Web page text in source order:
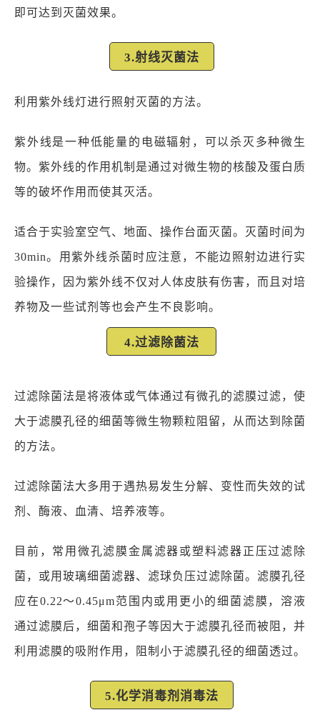
即可达到灭菌效果。
3.射线灭菌法
利用紫外线灯进行照射灭菌的方法。
紫外线是一种低能量的电磁辐射，可以杀灭多种微生
物。紫外线的作用机制是通过对微生物的核酸及蛋白质
等的破坏作用而使其灭活。
适合于实验室空气、地面、操作台面灭菌。灭菌时间为
30min。用紫外线杀菌时应注意，不能边照射边进行实
验操作，因为紫外线不仅对人体皮肤有伤害，而且对培
养物及一些试剂等也会产生不良影响。
4.过滤除菌法
过滤除菌法是将液体或气体通过有微孔的滤膜过滤，使
大于滤膜孔径的细菌等微生物颗粒阻留，从而达到除菌
的方法。
过滤除菌法大多用于遇热易发生分解、变性而失效的试
剂、酶液、血清、培养液等。
目前，常用微孔滤膜金属滤器或塑料滤器正压过滤除
菌，或用玻璃细菌滤器、滤球负压过滤除菌。滤膜孔径
应在0.22～0.45μm范围内或用更小的细菌滤膜，溶液
通过滤膜后，细菌和孢子等因大于滤膜孔径而被阻，并
利用滤膜的吸附作用，阻制小于滤膜孔径的细菌透过。
5.化学消毒剂消毒法